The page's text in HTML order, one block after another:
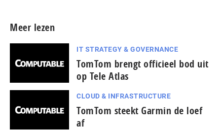
Meer lezen
IT STRATEGY & GOVERNANCE
TomTom brengt officieel bod uit
op Tele Atlas
CLOUD & INFRASTRUCTURE
TomTom steekt Garmin de loef
af